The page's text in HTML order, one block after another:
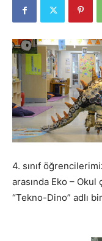
4. sınıf
arasında Eko – Okul
“Tekno-Dino” adlı